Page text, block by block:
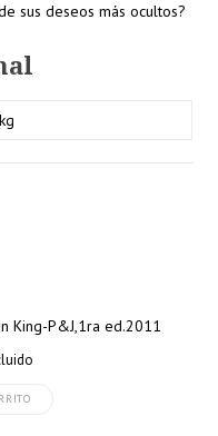
sus deseos más ocultos?
King-P&J,1ra ed.2011